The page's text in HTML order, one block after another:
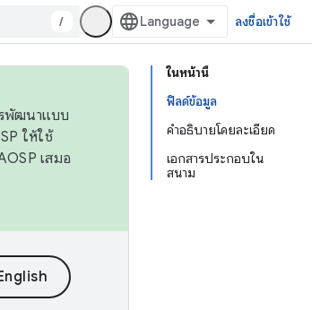
/ ลงชื่อเข้าใช้
ในหน้านี้
ฟิลด์ข้อมูล
คำอธิบายโดยละเอียด
เอกสารประกอบใน
สนาม
รพัฒนาแบบ
ให้ใช้
เสมอ